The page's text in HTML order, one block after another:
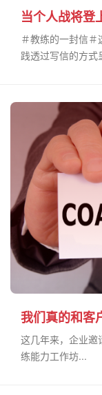
当个人战将登
＃教练的一封信
践透过写信的方式
我们真的和客
这几年来，企业邀
练能力工作坊...